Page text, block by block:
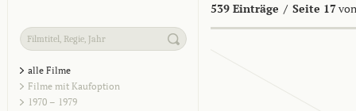
539 Einträge / Seite 17
alle Filme
Filme mit Kaufoption
1970 – 1979